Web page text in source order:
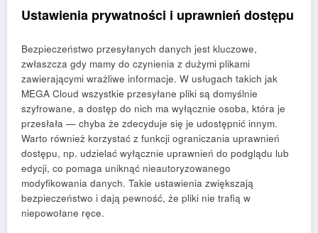
Ustawienia prywatności i uprawnień dostępu
Bezpieczeństwo przesyłanych danych jest kluczowe,
zwłaszcza gdy mamy do czynienia z dużymi plikami
zawierającymi wrażliwe informacje. W usługach takich jak
MEGA Cloud wszystkie przesyłane pliki są domyślnie
szyfrowane, a dostęp do nich ma wyłącznie osoba, która je
przesłała — chyba że zdecyduje się je udostępnić innym.
Warto również korzystać z funkcji ograniczania uprawnień
dostępu, np. udzielać wyłącznie uprawnień do podglądu lub
edycji, co pomaga uniknąć nieautoryzowanego
modyfikowania danych. Takie ustawienia zwiększają
bezpieczeństwo i dają pewność, że pliki nie trafią w
niepowołane ręce.